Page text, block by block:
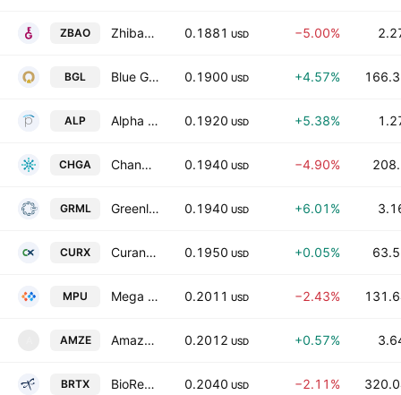
ZBAO Zhibao Technology Inc. Class A 0.1881 USD −5.00%
BGL Blue Gold Limited Class A 0.1900 USD +4.57%
ALP Alpha Compute Corp 0.1920 USD +5.38%
CHGA Change Agents Corporation 0.1940 USD −4.90%
GRML Greenland Mines Ltd. 0.1940 USD +6.01%
CURX Curanex Pharmaceuticals Inc. 0.1950 USD +0.05%
MPU Mega Matrix Inc. Class A 0.2011 USD −2.43%
AMZE Amaze Holdings, Inc. 0.2012 USD +0.57%
BRTX BioRestorative Therapies, Inc. 0.2040 USD −2.11%